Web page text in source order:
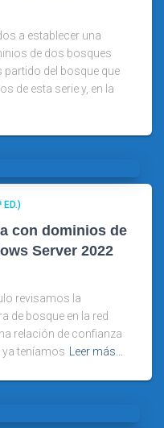
a establecer una
de dos bosques
partido del bosque que
de esta serie y, en la
ED.)
con dominios de
Server 2022
revisamos la
de bosque en la red
relación de confianza
ya teníamos
Leer más…